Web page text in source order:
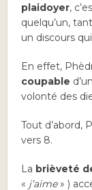
plaidoyer,
quelqu’un,
un discours qui
En effet,
coupable
volonté des
Tout d’abord,
vers 8.
La brièveté
« j’aime» )